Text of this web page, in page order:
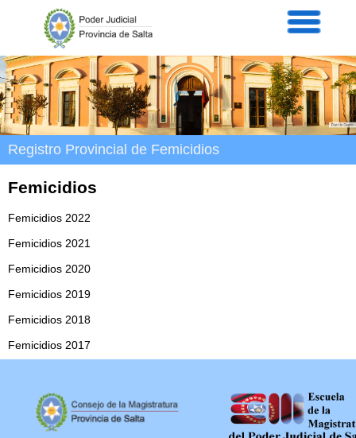
Servicios
Prensa
Intranet
Registro Provincial de Femicidios
Femicidios
Femicidios 2022
Femicidios 2021
Femicidios 2020
Femicidios 2019
Femicidios 2018
Femicidios 2017